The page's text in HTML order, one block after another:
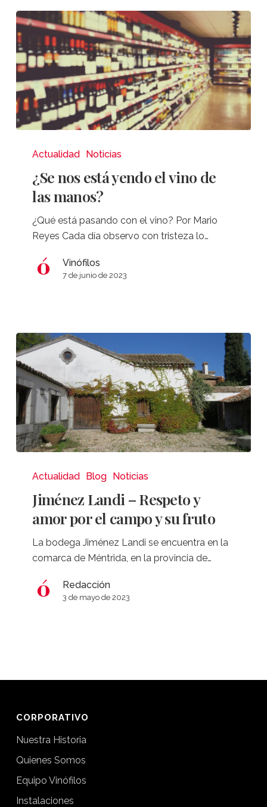
yendo
manos?
Actualidad Noticias
¿Se nos está yendo el vino de
las manos?
¿Qué está pasando con el vino? Por Mario
Reyes Cada día observo con tristeza lo…
Vinófilos
7 de junio de 2023
Landi
Respeto
amor
campo
Actualidad Blog Noticias
Jiménez Landi – Respeto y
amor por el campo y su fruto
La bodega Jiménez Landi se encuentra en la
comarca de Méntrida, en la provincia de…
Redacción
3 de mayo de 2023
CORPORATIVO
Nuestra Historia
Quienes Somos
Equipo Vinófilos
Instalaciones